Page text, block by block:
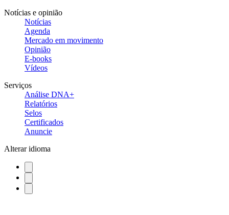
Notícias e opinião
Notícias
Agenda
Mercado em movimento
Opinião
E-books
Vídeos
Serviços
Análise DNA+
Relatórios
Selos
Certificados
Anuncie
Alterar idioma